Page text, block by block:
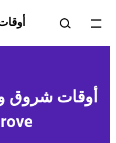
أوقات